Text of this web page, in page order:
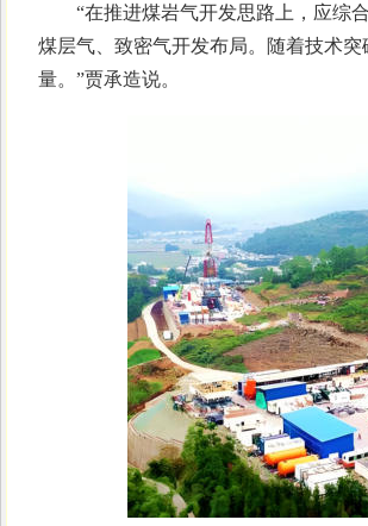
“在推进煤岩气开发思路上，应综合
煤层气、致密气开发布局。随着技术
量。”贾承造说。